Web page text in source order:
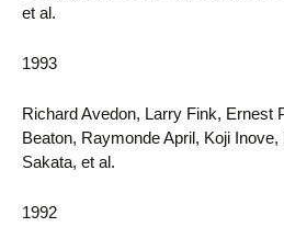
et al.
1993
Richard Avedon, Larry Fink, Ernest
Beaton, Raymonde April, Koji
Sakata, et al.
1992